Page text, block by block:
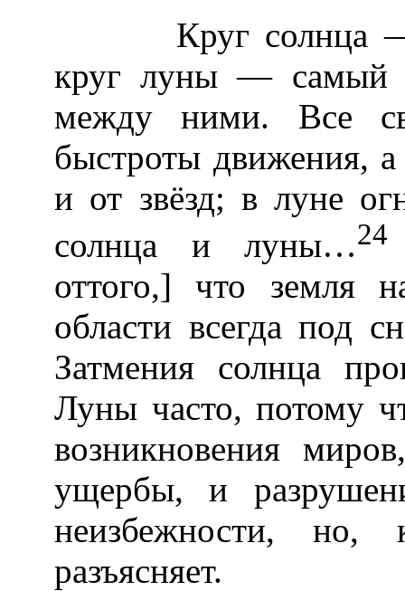
Круг солнца —
круг луны — самый
между ними. Все
быстроты движения, а
и от звёзд; в луне
солнца и луны…24
оттого,] что земля
области всегда под
Затмения солнца
Луны часто, потому
возникновения
ущербы, и
неизбежности, но,
разъясняет.